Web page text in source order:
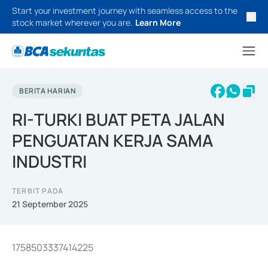
Start your investment journey with seamless access to the
stock market wherever you are. Learn More
BERITA HARIAN
RI-TURKI BUAT PETA JALAN
PENGUATAN KERJA SAMA
INDUSTRI
TERBIT PADA
21 September 2025
1758503337414225